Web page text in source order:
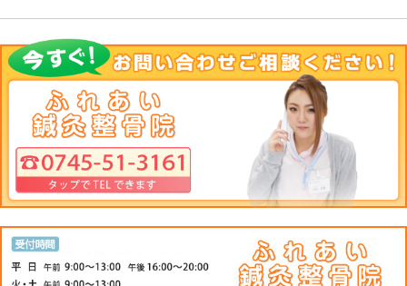
分泌されます。腺房、小葉、葉は、乳管で複雑に結ばれ
乳頭へ導きます。これらの組織は、脂肪や結合組織で支
っています。
各組織は、すべてがつねに活動しているわけではなく、
ホルモンの作用を受けて、増殖と消退、活動と休止を繰
「しこり」必ずしもががんではない
乳房の疾患としてもっとも警戒されているのが、乳がん
こりがあれば必ず、がんだというわけではありません。
しこりができる疾患には、乳腺症や乳腺線維腺腫などい